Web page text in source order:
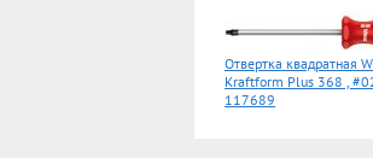
Отвертка квадратная
Kraftform Plus 368 ,
117689